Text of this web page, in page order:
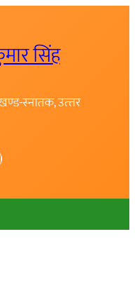
सिंह
स्नातक, उत्त्तर